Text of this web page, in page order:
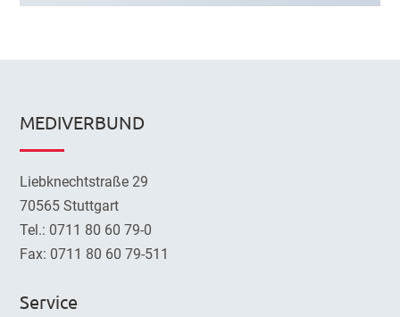
MEDIVERBUND
Liebknechtstraße 29
70565 Stuttgart
Tel.: 0711 80 60 79-0
Fax: 0711 80 60 79-511
Service